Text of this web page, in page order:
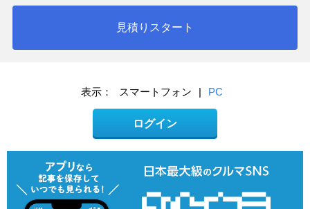
見積りスタート
表示： スマートフォン | PC
ログイン